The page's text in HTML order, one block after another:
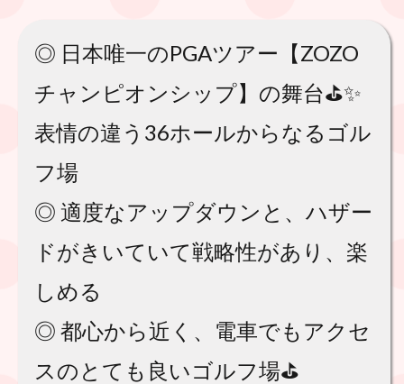
◎ 日本唯一のPGAツアー【ZOZO
チャンピオンシップ】の舞台⛳️✨
表情の違う36ホールからなるゴル
フ場
◎ 適度なアップダウンと、ハザー
ドがきいていて戦略性があり、楽
しめる
◎ 都心から近く、電車でもアクセ
スのとても良いゴルフ場⛳️